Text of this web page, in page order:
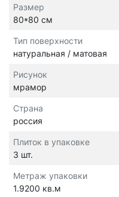
Размер
80*80 см
Тип поверхности
натуральная / матовая
Рисунок
мрамор
Страна
россия
Плиток в упаковке
3 шт.
Метраж упаковки
1.9200 кв.м